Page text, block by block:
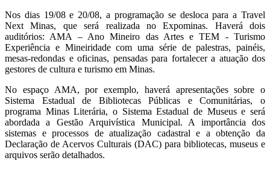
Nos dias 19/08 e 20/08, a programação se desloca para a Travel
Next Minas, que será realizada no Expominas. Haverá dois
auditórios: AMA – Ano Mineiro das Artes e TEM - Turismo
Experiência e Mineiridade com uma série de palestras, painéis,
mesas-redondas e oficinas, pensadas para fortalecer a atuação dos
gestores de cultura e turismo em Minas.
No espaço AMA, por exemplo, haverá apresentações sobre o
Sistema Estadual de Bibliotecas Públicas e Comunitárias, o
programa Minas Literária, o Sistema Estadual de Museus e será
abordada a Gestão Arquivística Municipal. A importância dos
sistemas e processos de atualização cadastral e a obtenção da
Declaração de Acervos Culturais (DAC) para bibliotecas, museus e
arquivos serão detalhados.